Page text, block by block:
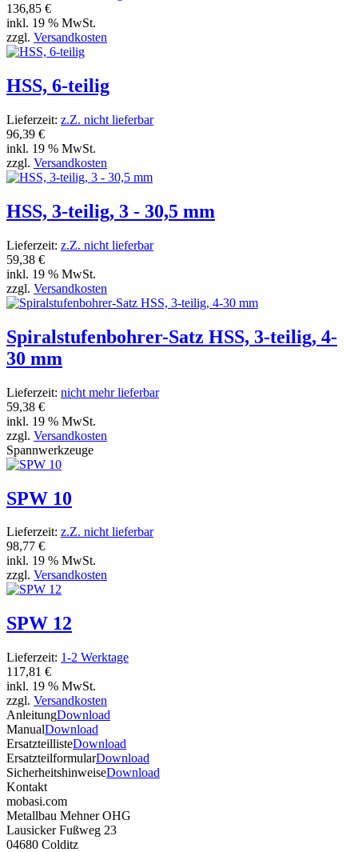
136,85 €
inkl. 19 % MwSt.
zzgl. Versandkosten
HSS, 6-teilig
Lieferzeit: z.Z. nicht lieferbar
96,39 €
inkl. 19 % MwSt.
zzgl. Versandkosten
HSS, 3-teilig, 3 - 30,5 mm
Lieferzeit: z.Z. nicht lieferbar
59,38 €
inkl. 19 % MwSt.
zzgl. Versandkosten
Spiralstufenbohrer-Satz HSS, 3-teilig, 4-
30 mm
Lieferzeit: nicht mehr lieferbar
59,38 €
inkl. 19 % MwSt.
zzgl. Versandkosten
Spannwerkzeuge
SPW 10
Lieferzeit: z.Z. nicht lieferbar
98,77 €
inkl. 19 % MwSt.
zzgl. Versandkosten
SPW 12
Lieferzeit: 1-2 Werktage
117,81 €
inkl. 19 % MwSt.
zzgl. Versandkosten
AnleitungDownload
ManualDownload
ErsatzteillisteDownload
ErsatzteilformularDownload
SicherheitshinweiseDownload
Kontakt
mobasi.com
Metallbau Mehner OHG
Lausicker Fußweg 23
04680 Colditz